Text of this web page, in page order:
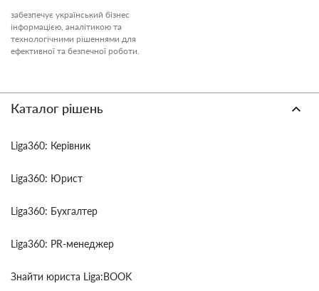
забезпечує український бізнес
інформацією, аналітикою та
технологічними рішеннями для
ефективної та безпечної роботи.
Каталог рішень
Liga360: Керівник
Liga360: Юрист
Liga360: Бухгалтер
Liga360: PR-менеджер
Знайти юриста Liga:BOOK